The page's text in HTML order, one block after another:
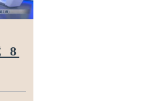
冒
相
料
玲
第3
8